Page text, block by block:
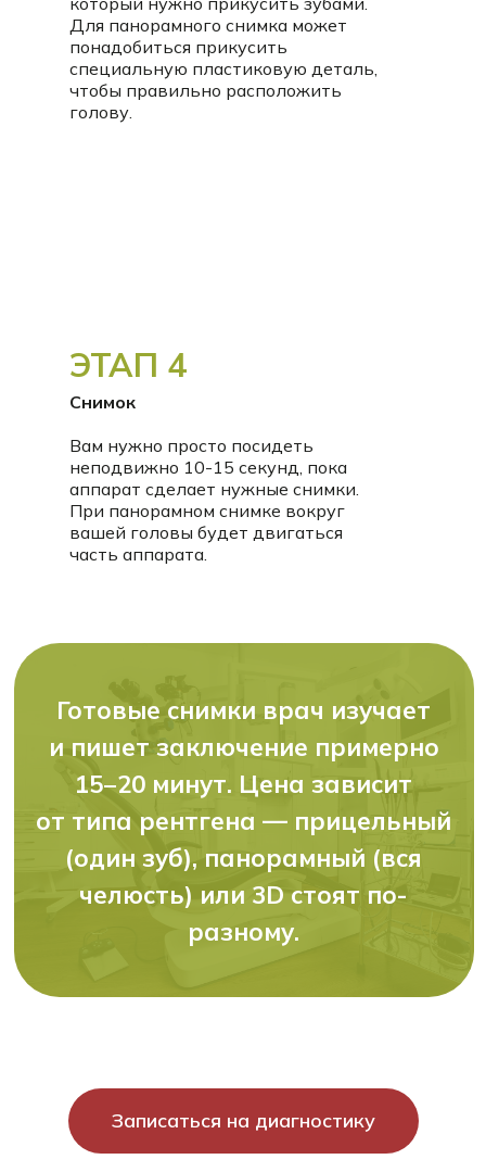
Для панорамного снимка может
понадобиться прикусить
специальную пластиковую деталь,
чтобы правильно расположить
голову.
Снимок
Вам нужно просто посидеть
неподвижно 10-15 секунд, пока
аппарат сделает нужные снимки.
При панорамном снимке вокруг
вашей головы будет двигаться
часть аппарата.
ЭТАП 4
Записаться на диагностику